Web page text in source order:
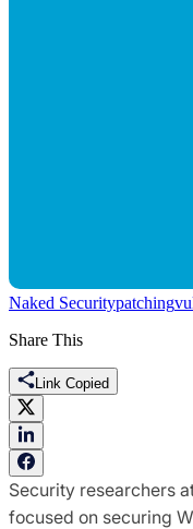
Naked Securitypatching
Share This
Link Copied
Security researchers
focused on securing